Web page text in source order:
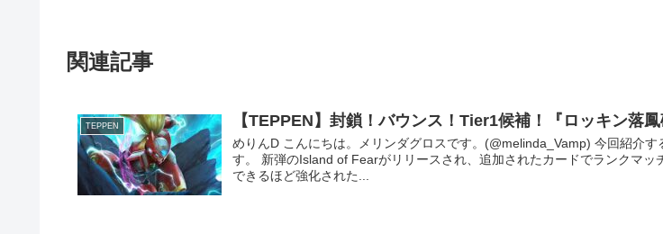
関連記事
TEPPEN 【TEPPEN】封鎖！バウンス！Tier1候補！『ロッキン落鳳
めりんD こんにちは。メリンダグロスです。(@melinda_Vamp) 今回紹介す
す。 新弾のIsland of Fearがリリースされ、追加されたカードでランクマッ
できるほど強化された...